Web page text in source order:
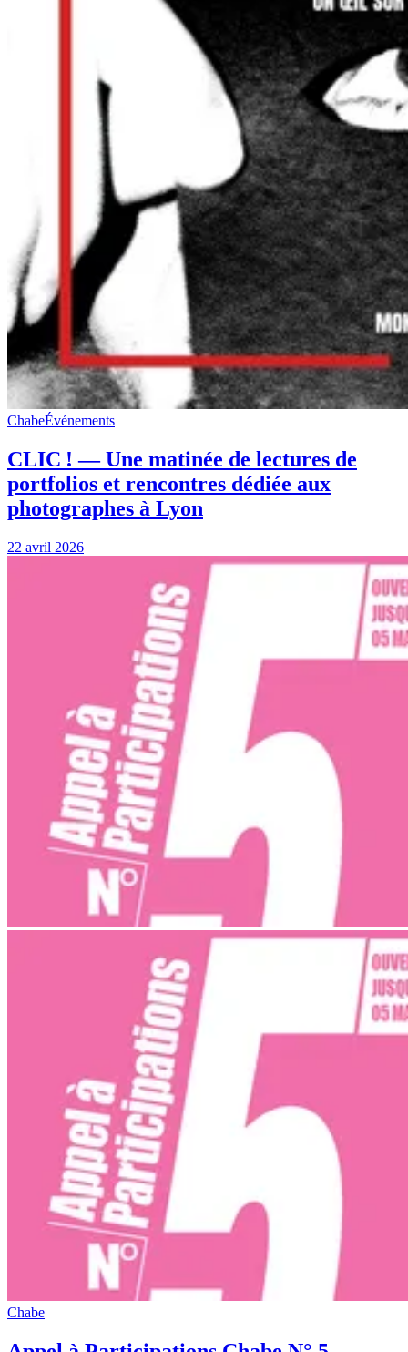
ChabeÉvénements
CLIC ! — Une matinée de lectures de
portfolios et rencontres dédiée aux
photographes à Lyon
22 avril 2026
Chabe